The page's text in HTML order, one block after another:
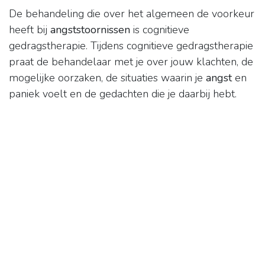
De behandeling die over het algemeen de voorkeur
heeft bij angststoornissen is cognitieve
gedragstherapie. Tijdens cognitieve gedragstherapie
praat de behandelaar met je over jouw klachten, de
mogelijke oorzaken, de situaties waarin je angsten
paniek voelt en de gedachten die je daarbij hebt.